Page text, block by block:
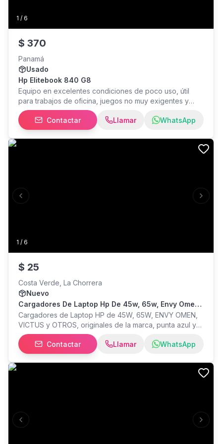
1 / 6
$ 370
Panamá
Usado
Hp Elitebook 840 G8
Equipo en excelentes condiciones de poco uso, útil
para trabajos de oficina, juegos no muy exigentes y
para uso escolar o universitario que no requieren
gráficas potentes. Trabaja super fluido cuenta con:
Procesador: Intel core i7 11th 2.8GHz Ram: 16GB PC4
Disco SSD: 256GB NVMe Gráfica integrada: intel Iris Xe
Contactar Llamar WhatsApp
1 / 6
Previous slide Next
$ 25
Costa Verde, La Chorrera
Nuevo
Cargadores De Laptop Hp De 45w, 65w, Envy Omen,
Victus Y Otros
Cargadores de Laptop HP de 45W, 65W, ENVY OMEN,
VICTUS y OTROS, originales de la marca, punta azul y
USB C, envíos a todo el país, desde B/. 25 en adelante
dependiendo el modelo. Imágenes de referencia,
contactenos para mas información.
Contactar Llamar WhatsApp
Previous slide Next